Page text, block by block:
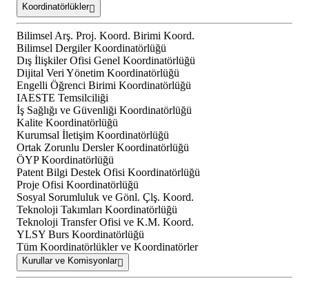
Koordinatörlükler
Bilimsel Arş. Proj. Koord. Birimi Koord.
Bilimsel Dergiler Koordinatörlüğü
Dış İlişkiler Ofisi Genel Koordinatörlüğü
Dijital Veri Yönetim Koordinatörlüğü
Engelli Öğrenci Birimi Koordinatörlüğü
IAESTE Temsilciliği
İş Sağlığı ve Güvenliği Koordinatörlüğü
Kalite Koordinatörlüğü
Kurumsal İletişim Koordinatörlüğü
Ortak Zorunlu Dersler Koordinatörlüğü
ÖYP Koordinatörlüğü
Patent Bilgi Destek Ofisi Koordinatörlüğü
Proje Ofisi Koordinatörlüğü
Sosyal Sorumluluk ve Gönl. Çlş. Koord.
Teknoloji Takımları Koordinatörlüğü
Teknoloji Transfer Ofisi ve K.M. Koord.
YLSY Burs Koordinatörlüğü
Tüm Koordinatörlükler ve Koordinatörler
Kurullar ve Komisyonlar